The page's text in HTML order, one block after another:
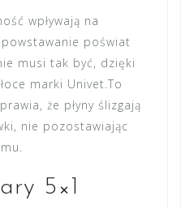
wpływają na
poświat
musi tak być, dzięki
marki Univet. To
że płyny ślizgają
nie pozostawiając
5×1